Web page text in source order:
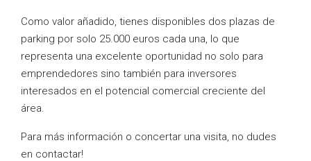
Como valor añadido, tienes disponibles dos plazas de
parking por solo 25.000 euros cada una, lo que
representa una excelente oportunidad no solo para
emprendedores sino también para inversores
interesados en el potencial comercial creciente del
área.
Para más información o concertar una visita, no dudes
en contactar!